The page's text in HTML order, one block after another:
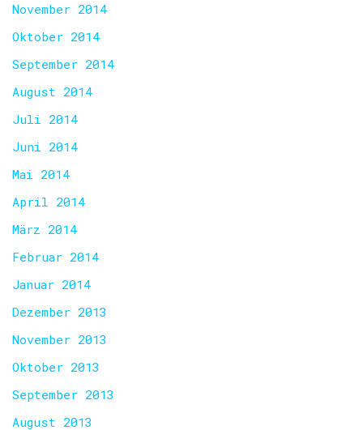
November 2014
Oktober 2014
September 2014
August 2014
Juli 2014
Juni 2014
Mai 2014
April 2014
März 2014
Februar 2014
Januar 2014
Dezember 2013
November 2013
Oktober 2013
September 2013
August 2013